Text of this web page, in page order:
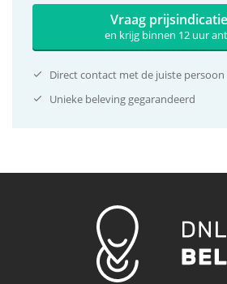
Vraag
en krijg binnen 12 uur
Direct contact met de juiste persoon
Unieke beleving gegarandeerd